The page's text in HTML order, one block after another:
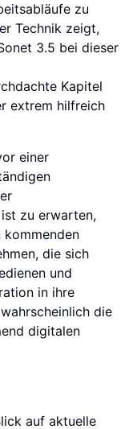
zu
Technik zeigt,
3.5 bei dieser
Kapitel
extrem hilfreich
einer
zu erwarten,
kommenden
die sich
und
in ihre
die
digitalen